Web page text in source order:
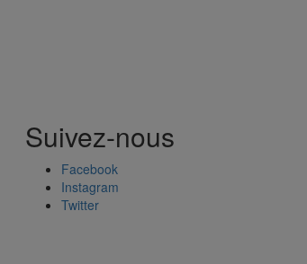
Suivez-nous
Facebook
Instagram
Twitter